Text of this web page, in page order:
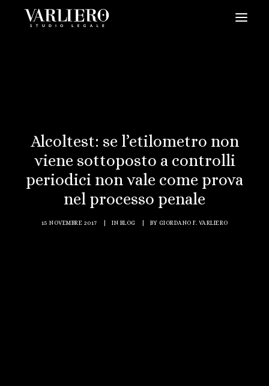
NEWS
VIDEO
CONTATTI
PRENDI UN APPUNTAMENTO
Alcoltest: se l’etilometro non
viene sottoposto a controlli
periodici non vale come prova
nel processo penale
15 NOVEMBRE 2017 IN BLOG BY GIORDANO F. VARLIERO